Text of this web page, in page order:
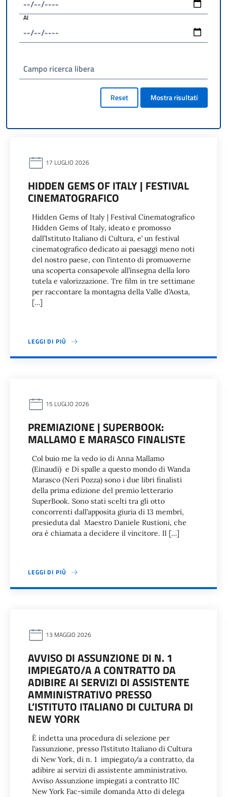
Al
Campo ricerca libera
Reset Mostra risultati
17 LUGLIO 2026
HIDDEN GEMS OF ITALY | FESTIVAL
CINEMATOGRAFICO
Hidden Gems of Italy | Festival Cinematografico
Hidden Gems of Italy, ideato e promosso
dall’Istituto Italiano di Cultura, e’ un festival
cinematografico dedicato ai paesaggi meno noti
del nostro paese, con l’intento di promuoverne
una scoperta consapevole all’insegna della loro
tutela e valorizzazione. Tre film in tre settimane
per raccontare la montagna della Valle d’Aosta,
[…]
LEGGI DI PIÙ
15 LUGLIO 2026
PREMIAZIONE | SUPERBOOK:
MALLAMO E MARASCO FINALISTE
Col buio me la vedo io di Anna Mallamo
(Einaudi) e Di spalle a questo mondo di Wanda
Marasco (Neri Pozza) sono i due libri finalisti
della prima edizione del premio letterario
SuperBook. Sono stati scelti tra gli otto
concorrenti dall’apposita giuria di 13 membri,
presieduta dal Maestro Daniele Rustioni, che
ora è chiamata a decidere il vincitore. Il […]
LEGGI DI PIÙ
13 MAGGIO 2026
AVVISO DI ASSUNZIONE DI N. 1
IMPIEGATO/A A CONTRATTO DA
ADIBIRE AI SERVIZI DI ASSISTENTE
AMMINISTRATIVO PRESSO
L’ISTITUTO ITALIANO DI CULTURA DI
NEW YORK
È indetta una procedura di selezione per
l’assunzione, presso l’Istituto Italiano di Cultura
di New York, di n. 1 impiegato/a a contratto, da
adibire ai servizi di assistente amministrativo.
Avviso Assunzione impiegati a contratto IIC
New York Fac-simile domanda Atto di delega